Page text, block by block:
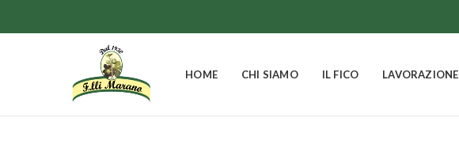
HOME CHI SIAMO IL FICO LAVORAZIONE